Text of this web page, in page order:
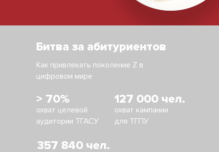
Битва за абитуриентов
Как привлекать поколение Z в
цифровом мире
охват целевой
аудитории ТГАСУ
> 70% 127 000 чел.
357 840 чел.
охват кампании
для ТГПУ